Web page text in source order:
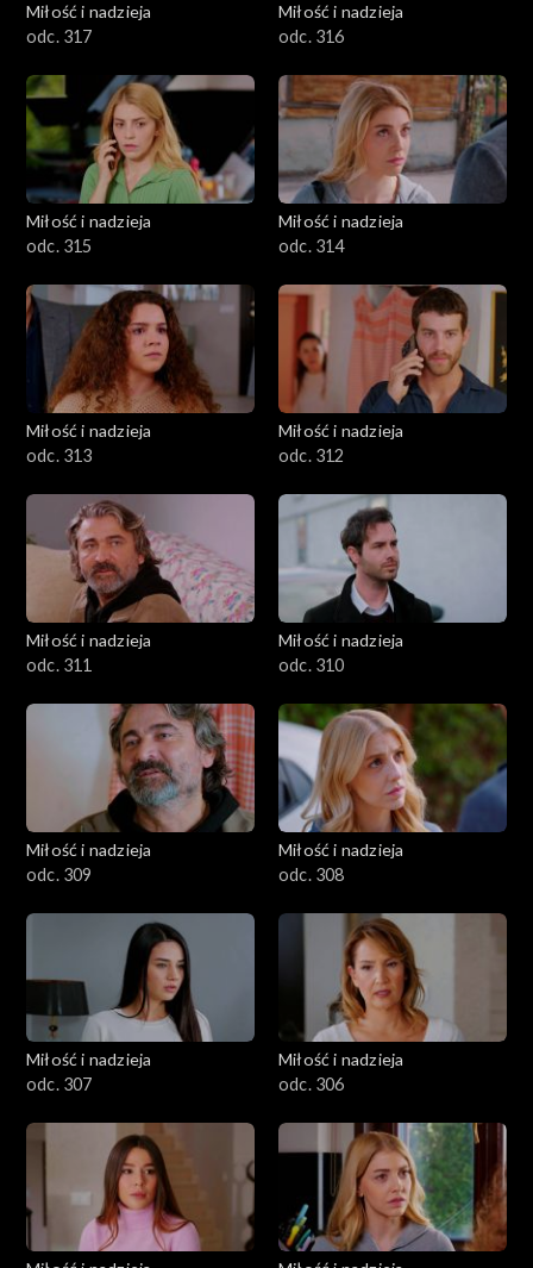
Miłość i nadzieja
odc. 317
Miłość i nadzieja
odc. 316
Miłość i nadzieja
odc. 315
Miłość i nadzieja
odc. 314
Miłość i nadzieja
odc. 313
Miłość i nadzieja
odc. 312
Miłość i nadzieja
odc. 311
Miłość i nadzieja
odc. 310
Miłość i nadzieja
odc. 309
Miłość i nadzieja
odc. 308
Miłość i nadzieja
odc. 307
Miłość i nadzieja
odc. 306